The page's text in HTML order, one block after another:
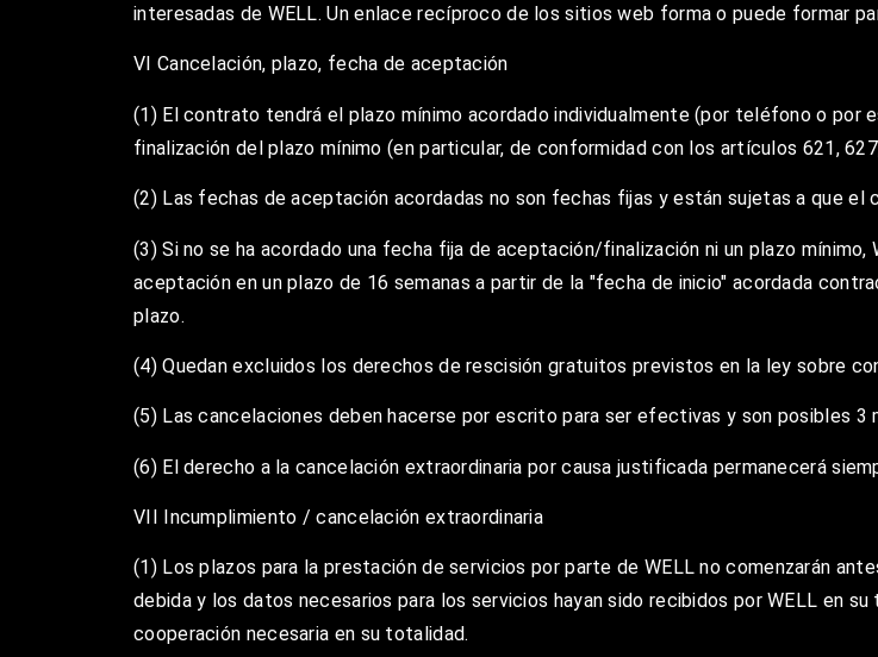
interesadas de WELL. Un enlace recíproco de los sitios web forma o puede formar
VI Cancelación, plazo, fecha de aceptación
(1) El contrato tendrá el plazo mínimo acordado individualmente (por teléfono o por
finalización del plazo mínimo (en particular, de conformidad con los artículos 621,
(2) Las fechas de aceptación acordadas no son fechas fijas y están sujetas a que el
(3) Si no se ha acordado una fecha fija de aceptación/finalización ni un plazo
aceptación en un plazo de 16 semanas a partir de la "fecha de inicio" acordada
plazo.
(4) Quedan excluidos los derechos de rescisión gratuitos previstos en la ley sobre
(5) Las cancelaciones deben hacerse por escrito para ser efectivas y son posibles 3
(6) El derecho a la cancelación extraordinaria por causa justificada permanecerá
VII Incumplimiento / cancelación extraordinaria
(1) Los plazos para la prestación de servicios por parte de WELL no comenzarán
debida y los datos necesarios para los servicios hayan sido recibidos por WELL en
cooperación necesaria en su totalidad.